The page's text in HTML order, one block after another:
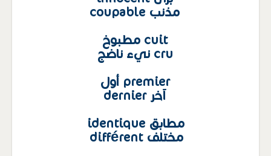
مذنب coupable
cuit مطبوخ
premier أول
آخر dernier
مطابق identique
مختلف différent